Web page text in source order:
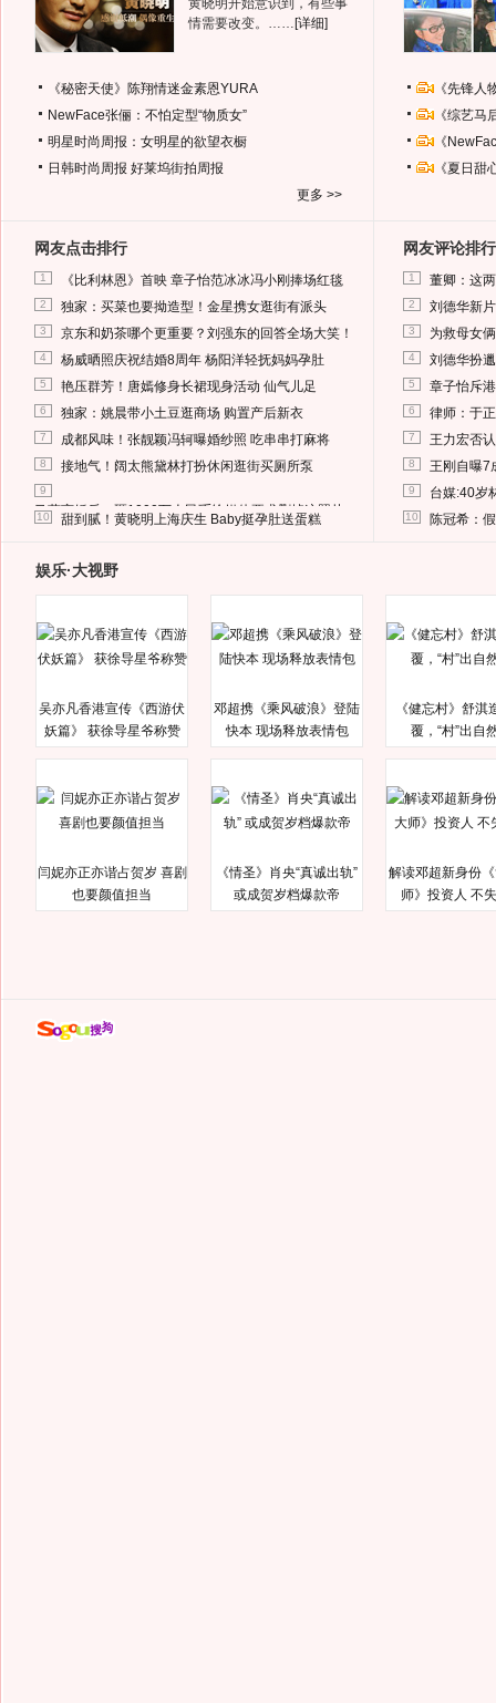
黄晓明开始意识到，有些事
情需要改变。…… [详细]
《秘密天使》陈翔情迷金素恩YURA
NewFace张俪：不怕定型“物质女”
明星时尚周报：女明星的欲望衣橱
日韩时尚周报 好莱坞街拍周报
更多 >>
《先锋
《综艺
《
《夏日
网友点击排行
1 《比利林恩》首映 章子怡范冰冰冯小刚捧场红毯
2 独家：买菜也要拗造型！金星携女逛街有派头
3 京东和奶茶哪个更重要？刘强东的回答全场大笑！
4 杨威晒照庆祝结婚8周年 杨阳洋轻抚妈妈孕肚
5 艳压群芳！唐嫣修身长裙现身活动 仙气儿足
6 独家：姚晨带小土豆逛商场 购置产后新衣
7 成都风味！张靓颖冯轲曝婚纱照 吃串串打麻将
8 接地气！阔太熊黛林打扮休闲逛街买厕所泵
9
马蓉离婚后，砸1000万人民币给媒体要求删掉这照片
10 甜到腻！黄晓明上海庆生 Baby挺孕肚送蛋糕
网友评论排行
1 董卿：这
2 刘德华新
3 为救母女
4 刘德华扮
5 章子怡斥
6 律师：于
7 王力宏否
8 王刚自曝7
9 台媒:40岁
10 陈冠希：
娱乐·大视野
吴亦凡香港宣传《西游伏
妖篇》 获徐导星爷称赞
邓超携《乘风破浪》登陆
快本 现场释放表情包
《健忘村》舒淇
覆，“村”出自
闫妮亦正亦谐占贺岁 喜剧
也要颜值担当
《情圣》肖央“真诚出轨”
或成贺岁档爆款帝
解读邓超新身份
师》投资人 不